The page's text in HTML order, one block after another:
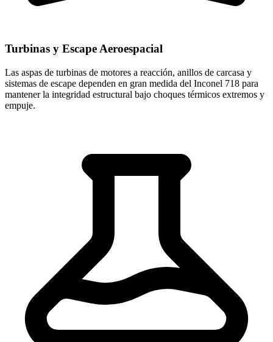
Turbinas y Escape Aeroespacial
Las aspas de turbinas de motores a reacción, anillos de carcasa y
sistemas de escape dependen en gran medida del Inconel 718 para
mantener la integridad estructural bajo choques térmicos extremos y
empuje.